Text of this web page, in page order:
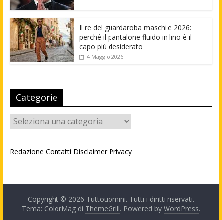
Il re del guardaroba maschile 2026:
perché il pantalone fluido in lino è il
capo più desiderato
4 Maggio 2026
Categorie
Categorie
Redazione Contatti Disclaimer Privacy
Copyright © 2026 Tuttouomini. Tutti i diritti riservati.
Tema: ColorMag di ThemeGrill. Powered by WordPress.